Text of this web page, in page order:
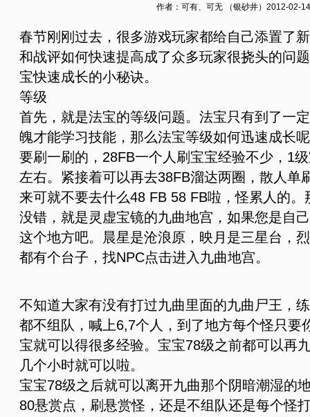
作者：可有、可无 （银砂井） 2012-02-
春节刚刚过去，很多游戏玩家都给自己添置了
和战评如何快速提高成了众多玩家很挠头的问
宝快速成长的小秘诀。
等级
首先，就是法宝的等级问题。法宝只有到了一
魄才能学习技能，那么法宝等级如何迅速成长
要刷一刷的，28FB一个人刷宝宝经验不少，1
左右。紧接着可以再去38FB溜达两圈，散人单
来可就不要去什么48 FB 58 FB啦，怪累人的
没错，就是灵虚宝镜的九曲地宫，如果您是自
这个地方吧。晨星是沧浪原，映月是三星台，
都有个台子，找NPC点击进入九曲地宫。
不知道大家有没有打过九曲里面的九曲尸王，
都不组队，喊上6,7个人，到了地方每个怪只要
宝就可以得很多经验。宝宝78级之前都可以再
几个小时就可以啦。
宝宝78级之后就可以离开九曲那个阴暗潮湿的
80悬赏点，刷悬赏怪，还是不组队还是每个怪